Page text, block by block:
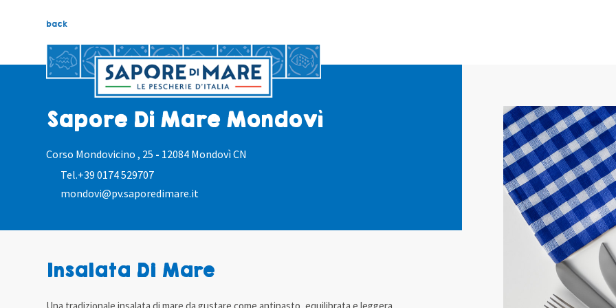
back
Sapore Di Mare Mondovì
Corso Mondovicino , 25 - 12084 Mondovì CN
Tel.+39 0174 529707
mondovi@pv.saporedimare.it
Insalata Di Mare